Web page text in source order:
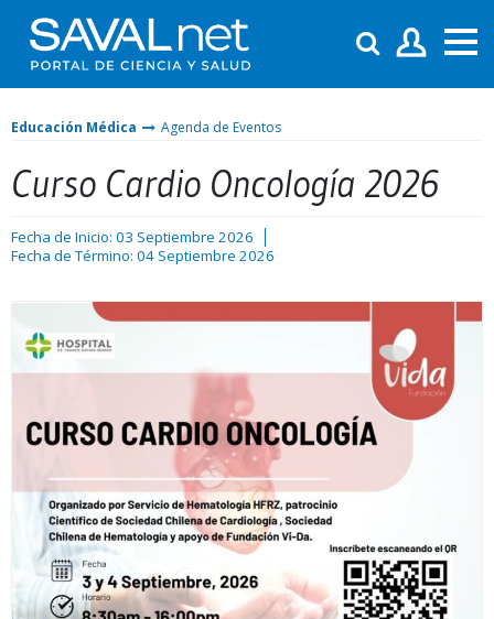
Educación Médica Agenda de Eventos
Curso Cardio Oncología 2026
Fecha de Inicio: 03 Septiembre 2026
Fecha de Término: 04 Septiembre 2026